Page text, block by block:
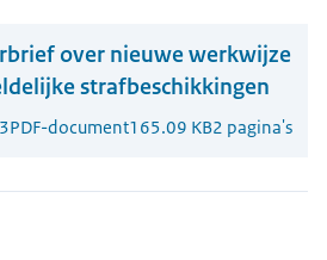
over nieuwe werkwijze
strafbeschikkingen
PDF-document165.09 KB2 pagina's